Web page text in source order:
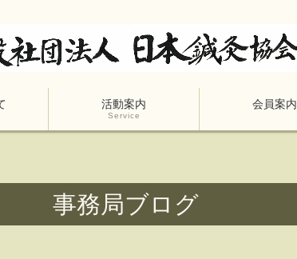
活動案内
Service
会員案内
事務局ブログ